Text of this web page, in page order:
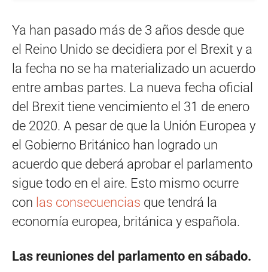
Ya han pasado más de 3 años desde que
el Reino Unido se decidiera por el Brexit y a
la fecha no se ha materializado un acuerdo
entre ambas partes. La nueva fecha oficial
del Brexit tiene vencimiento el 31 de enero
de 2020. A pesar de que la Unión Europea y
el Gobierno Británico han logrado un
acuerdo que deberá aprobar el parlamento
sigue todo en el aire. Esto mismo ocurre
con las consecuencias que tendrá la
economía europea, británica y española.
Las reuniones del parlamento en sábado.